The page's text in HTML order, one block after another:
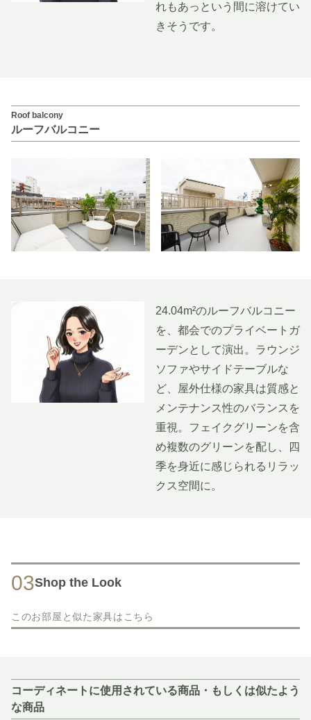
れもあっという間に溶けてい
きそうです。
Roof balcony
ルーフバルコニー
24.04m²のルーフバルコニー
を、都会でのプライベートガ
ーデンとして演出。ラウンジ
ソファやサイドテーブルな
ど、屋外仕様の家具は質感と
メンテナンス性のバランスを
重視。フェイクグリーンを含
め複数のグリーンを配し、四
季を身近に感じられるリラッ
クス空間に。
03Shop the Look
このお部屋と似た家具はこちら
コーディネートに使用されている商品・もしくは似たよう
な商品